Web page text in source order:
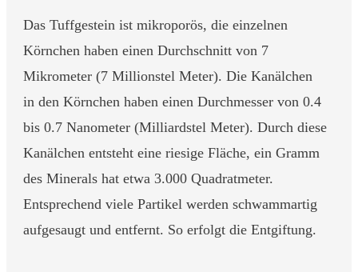
Das Tuffgestein ist mikroporös, die einzelnen
Körnchen haben einen Durchschnitt von 7
Mikrometer (7 Millionstel Meter). Die Kanälchen
in den Körnchen haben einen Durchmesser von 0.4
bis 0.7 Nanometer (Milliardstel Meter). Durch diese
Kanälchen entsteht eine riesige Fläche, ein Gramm
des Minerals hat etwa 3.000 Quadratmeter.
Entsprechend viele Partikel werden schwammartig
aufgesaugt und entfernt. So erfolgt die Entgiftung.